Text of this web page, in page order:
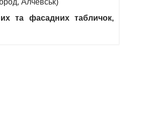
Алчевськ)
та фасадних табличок,